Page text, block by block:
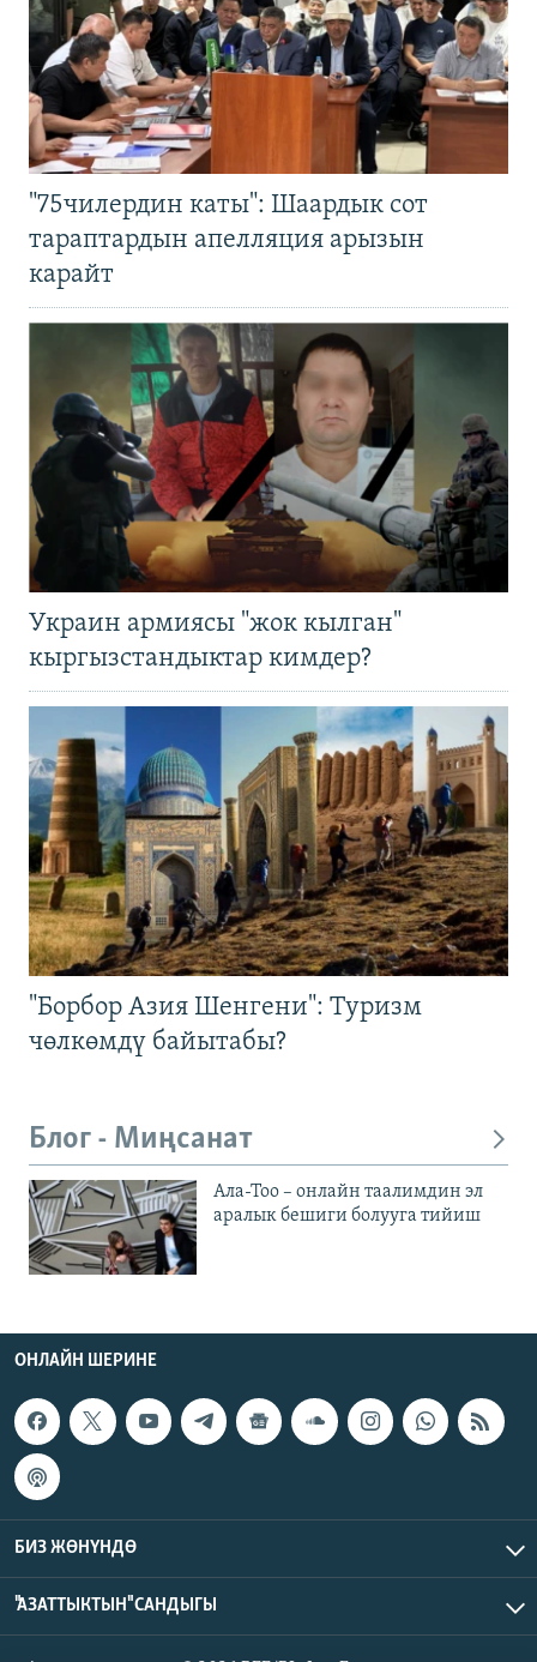
"75чилердин каты": Шаардык сот
тараптардын апелляция арызын
карайт
Украин армиясы "жок кылган"
кыргызстандыктар кимдер?
"Борбор Азия Шенгени": Туризм
чөлкөмдү байытабы?
Блог - Миңсанат
Ала-Тоо – онлайн таалимдин эл
аралык бешиги болууга тийиш
ОНЛАЙН ШЕРИНЕ
БИЗ ЖӨНҮНДӨ
"АЗАТТЫКТЫН" САНДЫГЫ